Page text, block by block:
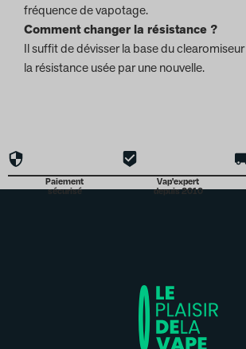
fréquence de vapotage.
Comment changer la résistance ?
Il suffit de dévisser la base du
la résistance usée par une nouvelle.
Paiement
sécurisé
Vap'expert
depuis 2010